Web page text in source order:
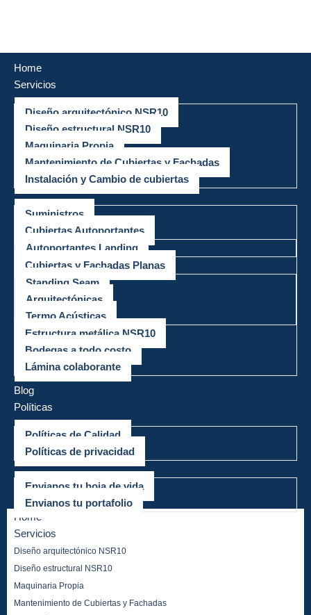
al
contenido
Home
Servicios
Diseño arquitectónico NSR10
Diseño estructural NSR10
Maquinaria Propia
Mantenimiento de Cubiertas y Fachadas
Instalación y Cambio de cubiertas
Productos
Suministros
Cubiertas Autoportantes
Autoportantes Landing
Cubiertas y Fachadas Planas
Standing Seam
Arquitectónicas
Termo Acústicas
Estructura metálica NSR10
Bodegas a todo costo
Lámina colaborante
Mega Proyectos
Blog
Políticas
Políticas de Calidad
Políticas de privacidad
Trabaja con nosotros
Envianos tu hoja de vida
Envianos tu portafolio
Home
Servicios
Diseño arquitectónico NSR10
Diseño estructural NSR10
Maquinaria Propia
Mantenimiento de Cubiertas y Fachadas